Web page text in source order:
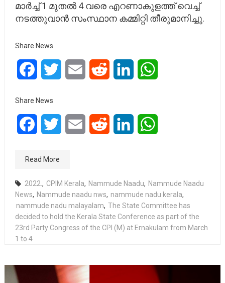
മാര്‍ച്ച് 1 മുതല്‍ 4 വരെ എറണാകുളത്ത് വെച്ച്
നടത്തുവാന്‍ സംസ്ഥാന കമ്മിറ്റി തീരുമാനിച്ചു.
Share News
FacebookTwitter Email Reddit LinkedIn
Share News
FacebookTwitter Email Reddit LinkedIn
Read More
2022., CPIM Kerala, Nammude Naadu, Nammude Naadu
News, Nammude naadu nws, nammude nadu kerala,
nammude nadu malayalam, The State Committee has
decided to hold the Kerala State Conference as part of the
23rd Party Congress of the CPI (M) at Ernakulam from March
1 to 4